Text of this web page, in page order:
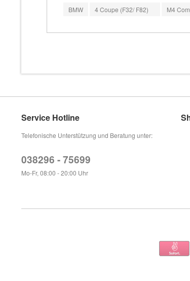
BMW
4 Coupe (F32/ F82) M4
Service Hotline
Telefonische Unterstützung und Beratung unter:
038296 - 75699
Mo-Fr, 08:00 - 20:00 Uhr